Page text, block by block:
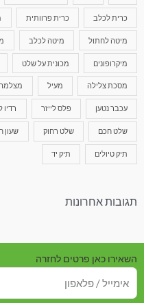
כרית לכלב כרית פרוותית
מיטה לחתול מיטה לכלב
מיקרופונים מכונית על שלט
מסכת צלילה מעיל מצלמה
עכבר נטען פלס לייזר רדיו
שלט חכם שלט רחוק שעון
תיק טיולים תיק יד
תגובות אחרונות
השאירו כאן פרטים לחזרה